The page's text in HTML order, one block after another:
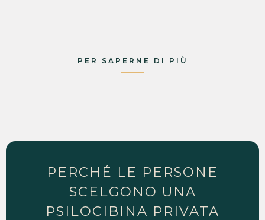
PER SAPERNE DI PIÙ
PERCHÉ LE PERSONE
SCELGONO UNA
PSILOCIBINA PRIVATA